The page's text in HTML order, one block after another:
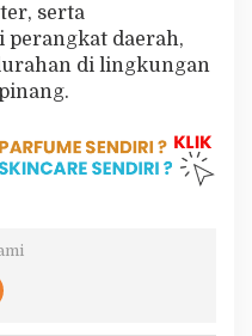
serta
daerah,
di lingkungan